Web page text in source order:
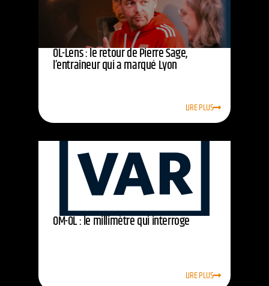
OL-Lens : le retour de Pierre Sage,
l’entraîneur qui a marqué Lyon
LIRE PLUS
OM-OL : le millimètre qui interroge
LIRE PLUS